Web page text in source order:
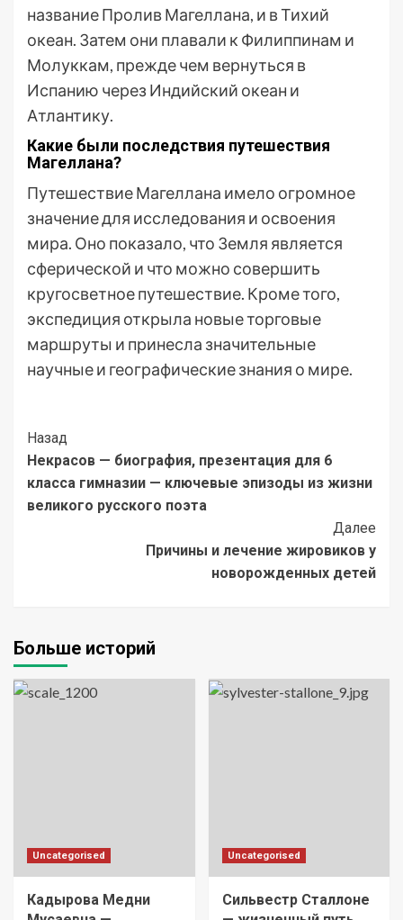
название Пролив Магеллана, и в Тихий
океан. Затем они плавали к Филиппинам и
Молуккам, прежде чем вернуться в
Испанию через Индийский океан и
Атлантику.
Какие были последствия путешествия
Магеллана?
Путешествие Магеллана имело огромное
значение для исследования и освоения
мира. Оно показало, что Земля является
сферической и что можно совершить
кругосветное путешествие. Кроме того,
экспедиция открыла новые торговые
маршруты и принесла значительные
научные и географические знания о мире.
Post
Navigation
Назад
Некрасов — биография, презентация для 6
класса гимназии — ключевые эпизоды из жизни
великого русского поэта
Далее
Причины и лечение жировиков у
новорожденных детей
Больше историй
Uncategorised
Кадырова Медни
Uncategorised
Сильвестр Сталлоне